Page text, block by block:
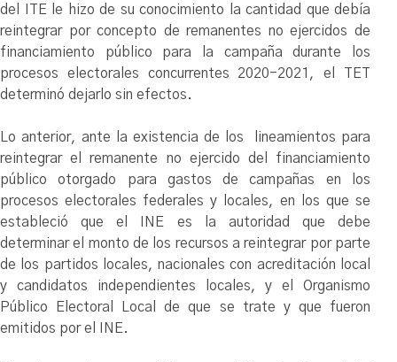
del ITE le hizo de su conocimiento la cantidad que debía
reintegrar por concepto de remanentes no ejercidos de
financiamiento público para la campaña durante los
procesos electorales concurrentes 2020-2021, el TET
determinó dejarlo sin efectos.
Lo anterior, ante la existencia de los lineamientos para
reintegrar el remanente no ejercido del financiamiento
público otorgado para gastos de campañas en los
procesos electorales federales y locales, en los que se
estableció que el INE es la autoridad que debe
determinar el monto de los recursos a reintegrar por parte
de los partidos locales, nacionales con acreditación local
y candidatos independientes locales, y el Organismo
Público Electoral Local de que se trate y que fueron
emitidos por el INE.